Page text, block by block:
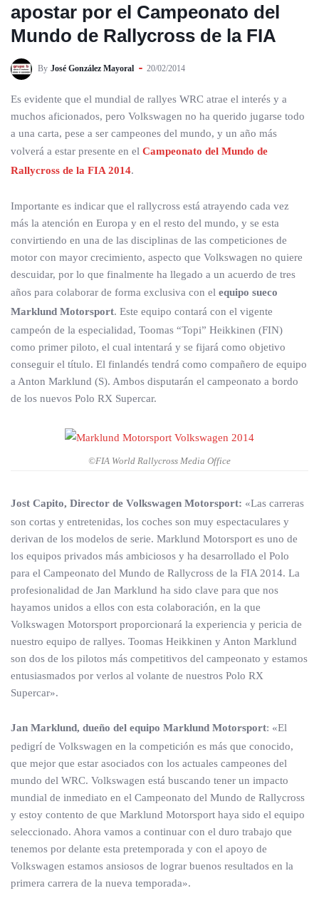
apostar por el Campeonato del
Mundo de Rallycross de la FIA
By José González Mayoral 20/02/2014
Es evidente que el mundial de rallyes WRC atrae el interés y a
muchos aficionados, pero Volkswagen no ha querido jugarse todo
a una carta, pese a ser campeones del mundo, y un año más
volverá a estar presente en el Campeonato del Mundo de
Rallycross de la FIA 2014.
Importante es indicar que el rallycross está atrayendo cada vez
más la atención en Europa y en el resto del mundo, y se esta
convirtiendo en una de las disciplinas de las competiciones de
motor con mayor crecimiento, aspecto que Volkswagen no quiere
descuidar, por lo que finalmente ha llegado a un acuerdo de tres
años para colaborar de forma exclusiva con el equipo sueco
Marklund Motorsport. Este equipo contará con el vigente
campeón de la especialidad, Toomas “Topi” Heikkinen (FIN)
como primer piloto, el cual intentará y se fijará como objetivo
conseguir el título. El finlandés tendrá como compañero de equipo
a Anton Marklund (S). Ambos disputarán el campeonato a bordo
de los nuevos Polo RX Supercar.
©FIA World Rallycross Media Office
Jost Capito, Director de Volkswagen Motorsport: «Las carreras
son cortas y entretenidas, los coches son muy espectaculares y
derivan de los modelos de serie. Marklund Motorsport es uno de
los equipos privados más ambiciosos y ha desarrollado el Polo
para el Campeonato del Mundo de Rallycross de la FIA 2014. La
profesionalidad de Jan Marklund ha sido clave para que nos
hayamos unidos a ellos con esta colaboración, en la que
Volkswagen Motorsport proporcionará la experiencia y pericia de
nuestro equipo de rallyes. Toomas Heikkinen y Anton Marklund
son dos de los pilotos más competitivos del campeonato y estamos
entusiasmados por verlos al volante de nuestros Polo RX
Supercar».
Jan Marklund, dueño del equipo Marklund Motorsport: «El
pedigrí de Volkswagen en la competición es más que conocido,
que mejor que estar asociados con los actuales campeones del
mundo del WRC. Volkswagen está buscando tener un impacto
mundial de inmediato en el Campeonato del Mundo de Rallycross
y estoy contento de que Marklund Motorsport haya sido el equipo
seleccionado. Ahora vamos a continuar con el duro trabajo que
tenemos por delante esta pretemporada y con el apoyo de
Volkswagen estamos ansiosos de lograr buenos resultados en la
primera carrera de la nueva temporada».